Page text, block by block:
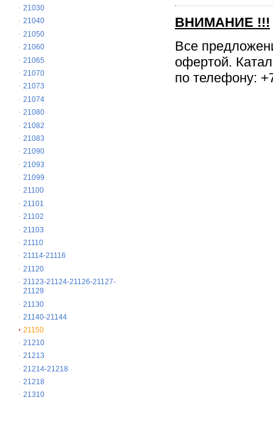
21030
21040
21050
21060
21065
21070
21073
21074
21080
21082
21083
21090
21093
21099
21100
21101
21102
21103
21110
21114-21116
21120
21123-21124-21126-21127-
21129
21130
21140-21144
21150
21210
21213
21214-21218
21218
21310
ВНИМАНИЕ !!!
Все
офертой.
по телефону: